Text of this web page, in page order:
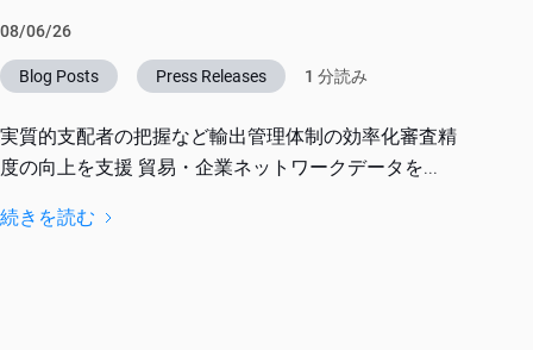
08/06/26
Blog Posts Press Releases 1 分読み
実質的支配者の把握など輸出管理体制の効率化審査精
度の向上を支援 貿易・企業ネットワークデータを...
続きを読む